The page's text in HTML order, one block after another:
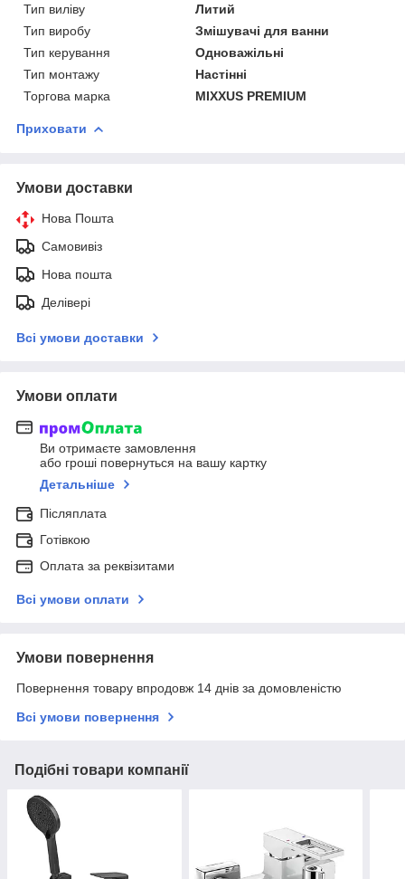
Тип виліву
Литий
Тип виробу
Змішувачі для ванни
Тип керування
Одноважільні
Тип монтажу
Настінні
Торгова марка
MIXXUS PREMIUM
Приховати
Умови доставки
Нова Пошта
Самовивіз
Нова пошта
Делівері
Всі умови доставки
Умови оплати
Ви отримаєте замовлення
або гроші повернуться на вашу картку
Детальніше
Післяплата
Готівкою
Оплата за реквізитами
Всі умови оплати
Умови повернення
Повернення товару впродовж 14 днів за домовленістю
Всі умови повернення
Подібні товари компанії